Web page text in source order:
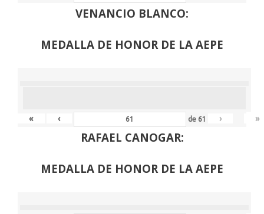
VENANCIO BLANCO:
MEDALLA DE HONOR DE LA AEPE
« ‹ de 61 › »
RAFAEL CANOGAR:
MEDALLA DE HONOR DE LA AEPE